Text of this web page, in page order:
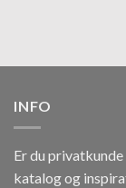
INFO
Er du
katalog og